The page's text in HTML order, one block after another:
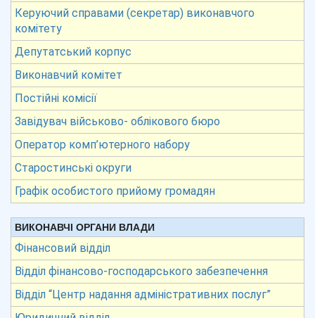
Керуючий справами (секретар) виконавчого
комітету
Депутатський корпус
Виконавчий комітет
Постійні комісії
Завідувач військово- облікового бюро
Оператор комп’ютерного набору
Старостинські округи
Графік особистого прийому громадян
ВИКОНАВЧІ ОРГАНИ ВЛАДИ
Фінансовий відділ
Відділ фінансово-господарського забезпечення
Відділ “Центр надання адміністративних послуг”